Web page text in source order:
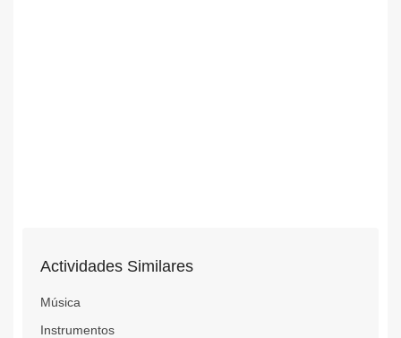
Actividades Similares
Música
Instrumentos